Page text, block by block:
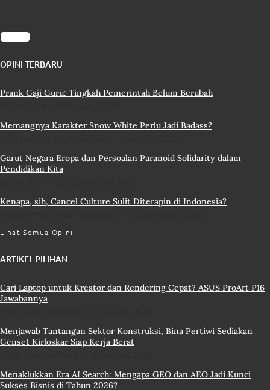
OPINI TERBARU
Prank Gaji Guru: Tingkah Pemerintah Belum Berubah
Memangnya Karakter Snow White Perlu Jadi Badass?
Garut Negara Eropa dan Persoalan Paranoid Solidarity dalam
Pendidikan Kita
Kenapa, sih, Cancel Culture Sulit Diterapin di Indonesia?
Lihat Semua Opini
ARTIKEL PILIHAN
Cari Laptop untuk Kreator dan Rendering Cepat? ASUS ProArt P16
Jawabannya
Menjawab Tantangan Sektor Konstruksi, Bina Pertiwi Sediakan
Genset Kirloskar Siap Kerja Berat
Menaklukkan Era AI Search: Mengapa GEO dan AEO Jadi Kunci
Sukses Bisnis di Tahun 2026?